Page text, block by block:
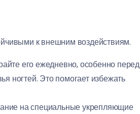
к внешним воздействиям.
его ежедневно, особенно перед
ногтей. Это помогает избежать
на специальные укрепляющие